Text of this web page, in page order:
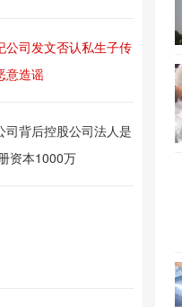
公司发文否认私生子传
意造谣
司背后控股公司法人是
资本1000万